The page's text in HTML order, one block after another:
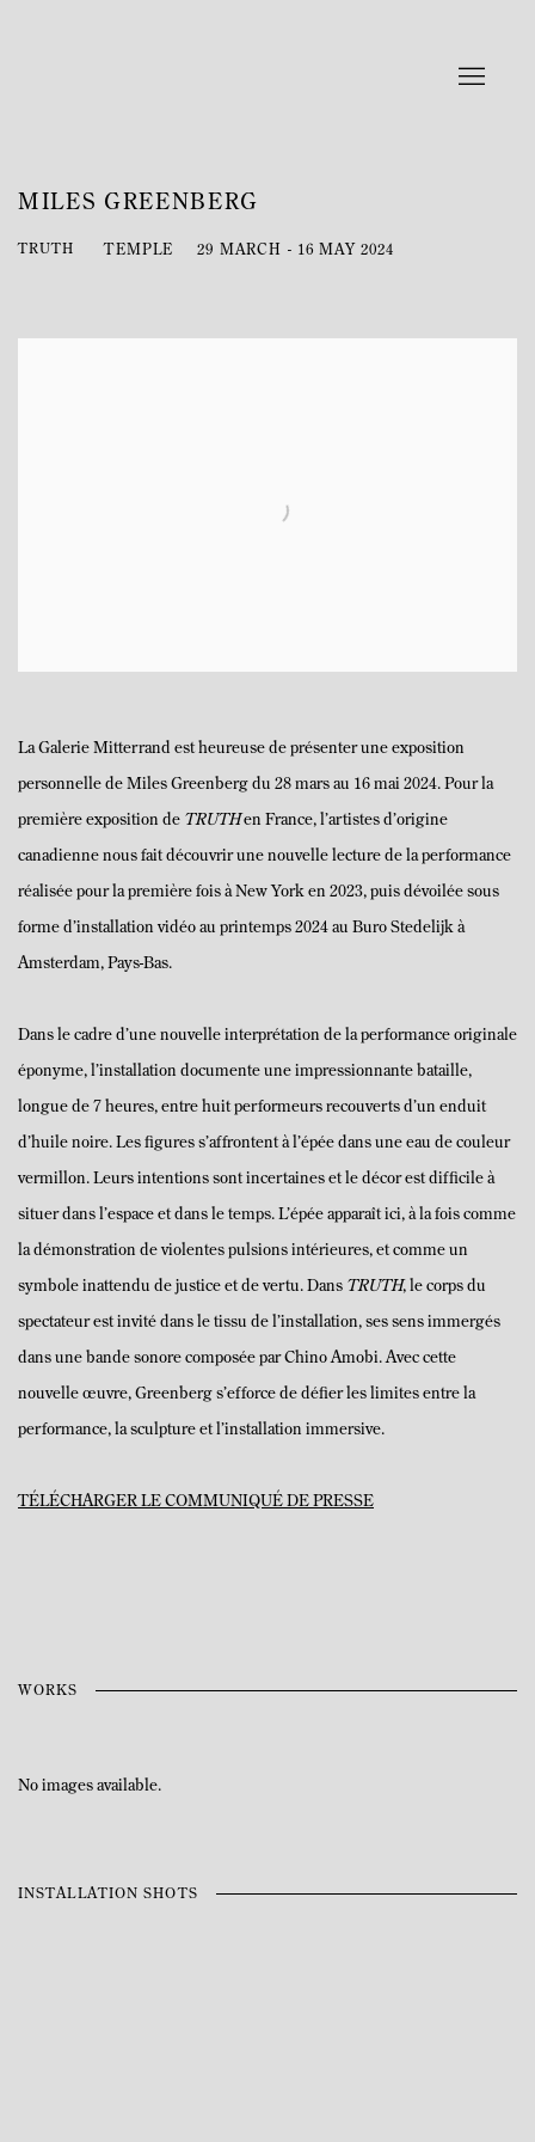
MILES GREENBERG
TRUTH 29 MARCH - 16 MAY 2024
TEMPLE
La Galerie Mitterrand est heureuse de présenter une exposition
personnelle de Miles Greenberg du 28 mars au 16 mai 2024. Pour la
première exposition de TRUTHen France, l’artistes d’origine
canadienne nous fait découvrir une nouvelle lecture de la performance
réalisée pour la première fois à New York en 2023, puis dévoilée sous
forme d’installation vidéo au printemps 2024 au Buro Stedelijk à
Amsterdam, Pays-Bas.
Dans le cadre d’une nouvelle interprétation de la performance originale
éponyme, l’installation documente une impressionnante bataille,
longue de 7 heures, entre huit performeurs recouverts d’un enduit
d’huile noire. Les figures s’affrontent à l’épée dans une eau de couleur
vermillon. Leurs intentions sont incertaines et le décor est difficile à
situer dans l’espace et dans le temps. L’épée apparaît ici, à la fois comme
la démonstration de violentes pulsions intérieures, et comme un
symbole inattendu de justice et de vertu. Dans TRUTH, le corps du
spectateur est invité dans le tissu de l’installation, ses sens immergés
dans une bande sonore composée par Chino Amobi. Avec cette
nouvelle œuvre, Greenberg s’efforce de défier les limites entre la
performance, la sculpture et l’installation immersive.
TÉLÉCHARGER LE COMMUNIQUÉ DE PRESSE
WORKS
No images available.
INSTALLATION SHOTS